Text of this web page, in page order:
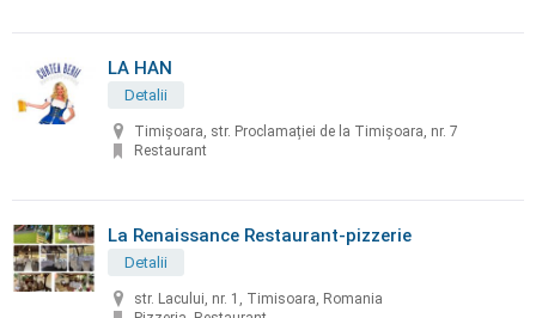
LA HAN
Detalii
Timișoara, str. Proclamației de la Timișoara, nr. 7
Restaurant
La Renaissance Restaurant-pizzerie
Detalii
str. Lacului, nr. 1, Timisoara, Romania